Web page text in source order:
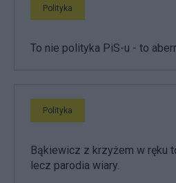
Polityka
To nie polityka PiS-u - to
Polityka
Bąkiewicz z krzyżem w ręku
lecz parodia wiary.